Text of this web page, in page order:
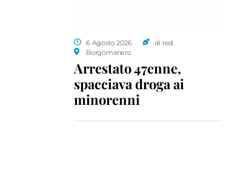
6 Agosto 2026
di red.
Borgomanero
Arrestato 47enne,
spacciava droga ai
minorenni